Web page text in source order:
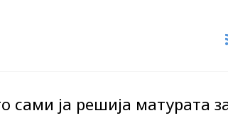
сами ја решија матурата